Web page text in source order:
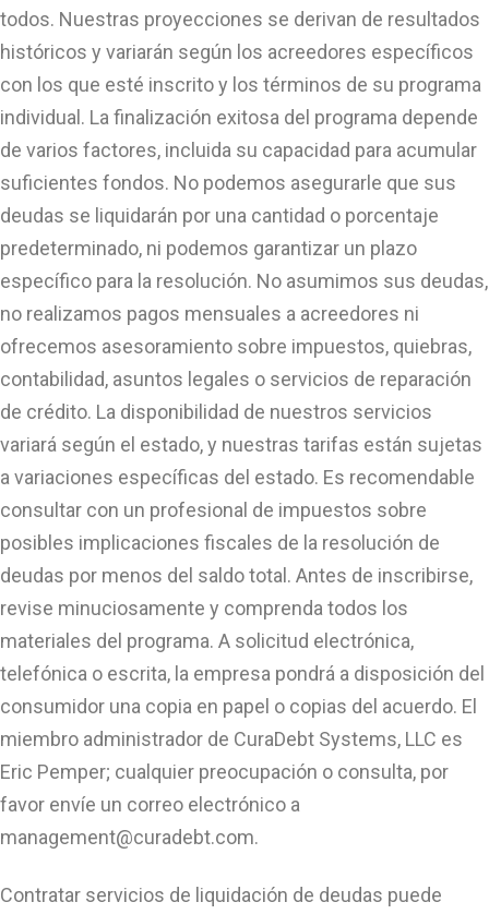
todos. Nuestras proyecciones se derivan de resultados
históricos y variarán según los acreedores específicos
con los que esté inscrito y los términos de su programa
individual. La finalización exitosa del programa depende
de varios factores, incluida su capacidad para acumular
suficientes fondos. No podemos asegurarle que sus
deudas se liquidarán por una cantidad o porcentaje
predeterminado, ni podemos garantizar un plazo
específico para la resolución. No asumimos sus deudas,
no realizamos pagos mensuales a acreedores ni
ofrecemos asesoramiento sobre impuestos, quiebras,
contabilidad, asuntos legales o servicios de reparación
de crédito. La disponibilidad de nuestros servicios
variará según el estado, y nuestras tarifas están sujetas
a variaciones específicas del estado. Es recomendable
consultar con un profesional de impuestos sobre
posibles implicaciones fiscales de la resolución de
deudas por menos del saldo total. Antes de inscribirse,
revise minuciosamente y comprenda todos los
materiales del programa. A solicitud electrónica,
telefónica o escrita, la empresa pondrá a disposición del
consumidor una copia en papel o copias del acuerdo. El
miembro administrador de CuraDebt Systems, LLC es
Eric Pemper; cualquier preocupación o consulta, por
favor envíe un correo electrónico a
management@curadebt.com.
Contratar servicios de liquidación de deudas puede